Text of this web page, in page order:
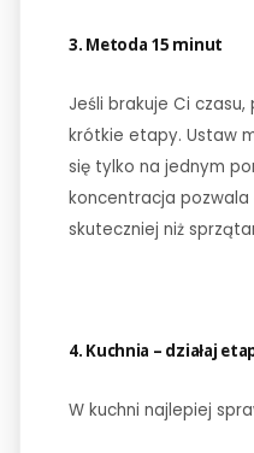
3. Metoda 15 minut
Jeśli brakuje Ci
krótkie etapy. Ustaw
się tylko na jednym
koncentracja pozwala
skuteczniej niż
4. Kuchnia – działaj
W kuchni najlepiej